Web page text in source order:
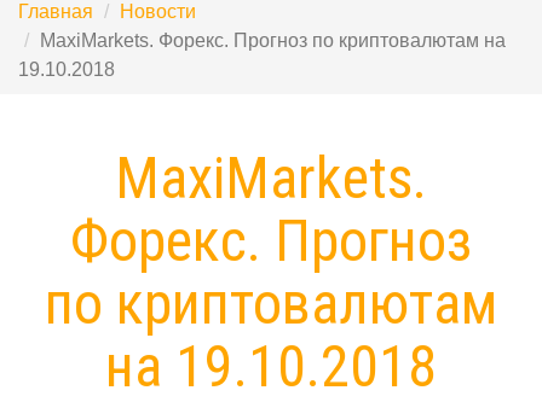
Главная
Новости
MaxiMarkets. Форекс. Прогноз по криптовалютам на
19.10.2018
MaxiMarkets.
Форекс. Прогноз
по криптовалютам
на 19.10.2018